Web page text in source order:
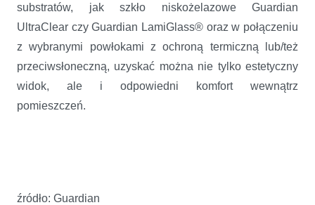
substratów, jak szkło niskożelazowe Guardian
UltraClear czy Guardian LamiGlass® oraz w połączeniu
z wybranymi powłokami z ochroną termiczną lub/też
przeciwsłoneczną, uzyskać można nie tylko estetyczny
widok, ale i odpowiedni komfort wewnątrz
pomieszczeń.
źródło: Guardian